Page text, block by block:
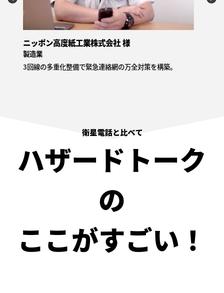
佐賀県精神科病院協会 様
病院
会員病院に2台ずつ配布し、定例会議の際に通話訓練を実
ハザードトーク
の
ここがすごい！